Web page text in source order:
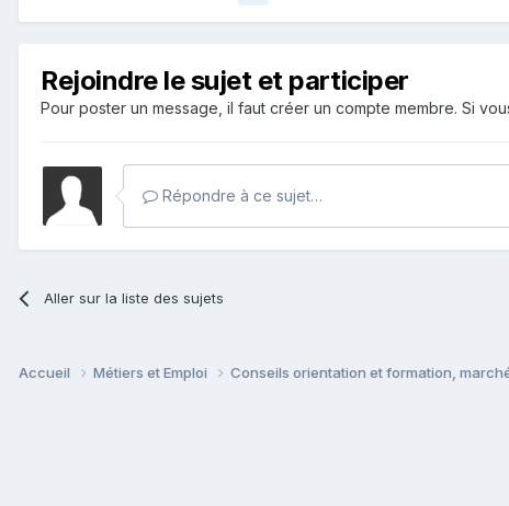
Rejoindre le sujet et participer
Pour poster un message, il faut créer un compte membre. Si
Répondre à ce sujet…
Aller sur la liste des sujets
Accueil Métiers et Emploi Conseils orientation et formation,